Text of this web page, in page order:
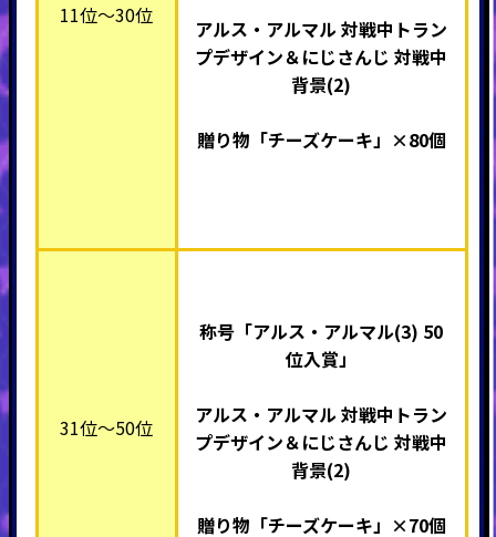
11位～30位
アルス・アルマル 対戦中トラン
プデザイン＆にじさんじ 対戦中
背景(2)
贈り物「チーズケーキ」×80個
31位～50位
称号「アルス・アルマル(3) 50
位入賞」
アルス・アルマル 対戦中トラン
プデザイン＆にじさんじ 対戦中
背景(2)
贈り物「チーズケーキ」×70個